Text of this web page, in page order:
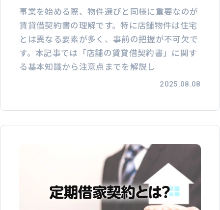
事業を始める際、物件選びと同様に重要なのが
賃貸借契約書の理解です。特に店舗物件は住宅
とは異なる要素が多く、事前の把握が不可欠で
す。本記事では「店舗の賃貸借契約書」に関す
る基本知識から注意点までを解説し
2025.08.08